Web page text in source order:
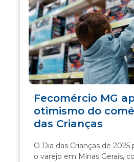
Fecomércio MG
otimismo do
das Crianças
O Dia das Crianças de
o varejo em Minas Gerais,